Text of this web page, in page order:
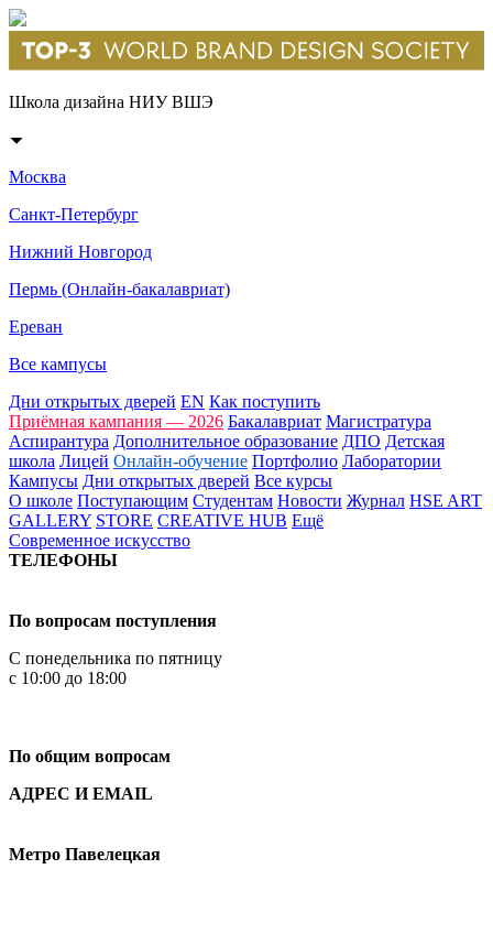
Школа дизайна НИУ ВШЭ
Москва
Санкт-Петербург
Нижний Новгород
Пермь (Онлайн-бакалавриат)
Ереван
Все кампусы
Дни открытых дверей EN Как поступить
Приёмная кампания — 2026 Бакалавриат Магистратура
Аспирантура Дополнительное образование ДПО Детская
школа Лицей Онлайн-обучение Портфолио Лаборатории
Кампусы Дни открытых дверей Все курсы
О школе Поступающим Студентам Новости Журнал HSE ART
GALLERY STORE CREATIVE HUB Ещё
Современное искусство
ТЕЛЕФОНЫ
По вопросам поступления
С понедельника по пятницу
с 10:00 до 18:00
По общим вопросам
АДРЕС И EMAIL
Метро Павелецкая